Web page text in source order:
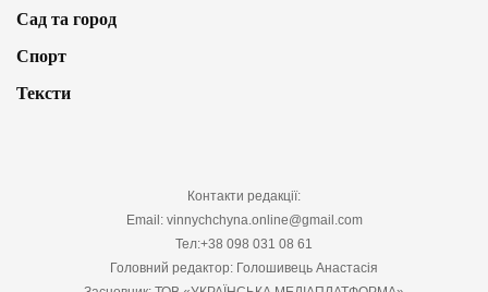
Сад та город
Спорт
Тексти
Контакти редакції:
Email: vinnychchyna.online@gmail.com
Тел:+38 098 031 08 61
Головний редактор: Голошивець Анастасія